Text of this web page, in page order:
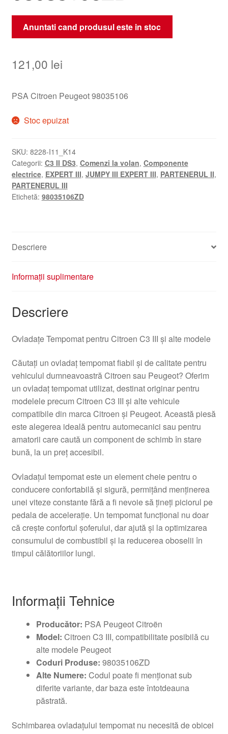
Anuntati cand produsul este in stoc
121,00 lei
PSA Citroen Peugeot 98035106
Stoc epuizat
SKU: 8228-I11_K14
Categorii: C3 II DS3, Comenzi la volan, Componente
electrice, EXPERT III, JUMPY III EXPERT III, PARTENERUL II,
PARTENERUL III
Etichetă: 98035106ZD
Descriere
Informații suplimentare
Descriere
Ovladațe Tempomat pentru Citroen C3 III și alte modele
Căutați un ovladaț tempomat fiabil și de calitate pentru
vehiculul dumneavoastră Citroen sau Peugeot? Oferim
un ovladaț tempomat utilizat, destinat originar pentru
modelele precum Citroen C3 III și alte vehicule
compatibile din marca Citroen și Peugeot. Această piesă
este alegerea ideală pentru automecanici sau pentru
amatorii care caută un component de schimb în stare
bună, la un preț accesibil.
Ovladațul tempomat este un element cheie pentru o
conducere confortabilă și sigură, permițând menținerea
unei viteze constante fără a fi nevoie să țineți piciorul pe
pedala de accelerație. Un tempomat funcțional nu doar
că crește confortul șoferului, dar ajută și la optimizarea
consumului de combustibil și la reducerea oboselii în
timpul călătoriilor lungi.
Informații Tehnice
Producător: PSA Peugeot Citroën
Model: Citroen C3 III, compatibilitate posibilă cu
alte modele Peugeot
Coduri Produse: 98035106ZD
Alte Numere: Codul poate fi menționat sub
diferite variante, dar baza este întotdeauna
păstrată.
Schimbarea ovladațului tempomat nu necesită de obicei